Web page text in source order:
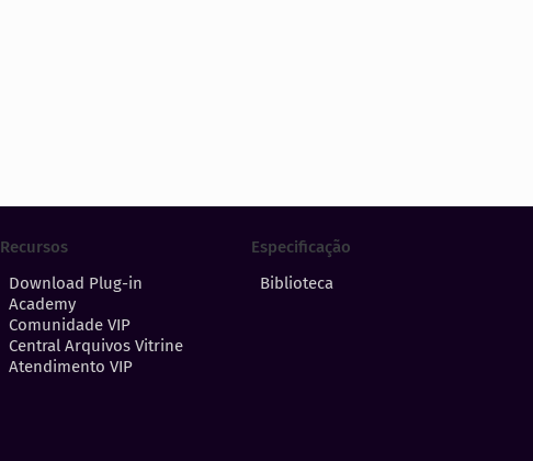
Recursos
Download Plug-in
Academy
Comunidade VIP
Central Arquivos Vitrine
Atendimento VIP
Especificação
Biblioteca